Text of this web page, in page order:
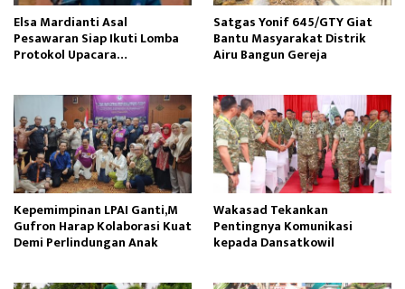
Elsa Mardianti Asal
Pesawaran Siap Ikuti Lomba
Protokol Upacara
Satgas Yonif 645/GTY Giat
Bantu Masyarakat Distrik
Airu Bangun Gereja ‎
Kepemimpinan LPAI Ganti,M
Gufron Harap Kolaborasi Kuat
Demi Perlindungan Anak
Wakasad Tekankan
Pentingnya Komunikasi
kepada Dansatkowil